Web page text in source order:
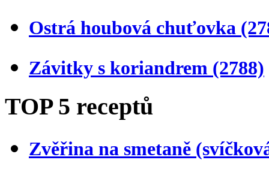
Ostrá houbová chuťovka
Závitky s koriandrem (2788)
TOP 5 receptů
Zvěřina na smetaně